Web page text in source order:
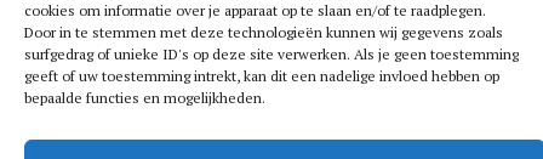
cookies om informatie over je apparaat op te slaan en/of te raadplegen.
Door in te stemmen met deze technologieën kunnen wij gegevens zoals
surfgedrag of unieke ID's op deze site verwerken. Als je geen toestemming
geeft of uw toestemming intrekt, kan dit een nadelige invloed hebben op
bepaalde functies en mogelijkheden.
Het is geen nieuws dat beleggen een van de beste
manieren is om je vermogen uit te breiden. Je kunt
profiteren van het hoogste rendement op het moment